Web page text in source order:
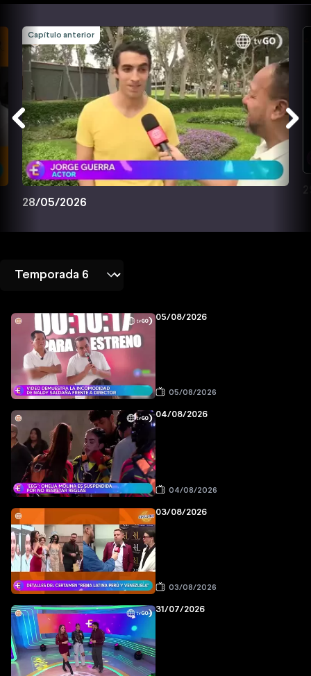
Capítulo anterior
28/05/2026
05/08/2026
05/08/2026
04/08/2026
04/08/2026
03/08/2026
03/08/2026
31/07/2026